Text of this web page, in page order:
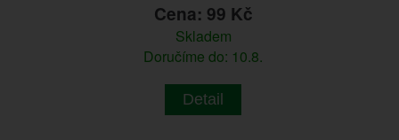
Cena: 99 Kč
Skladem
Doručíme do: 10.8.
Detail